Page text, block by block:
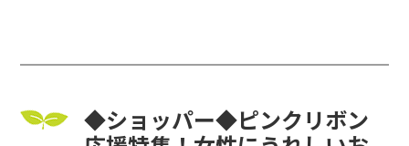
◆ショッパー◆ピンクリボン